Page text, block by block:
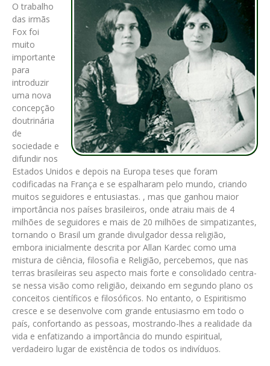
O trabalho
das irmãs
Fox foi
muito
importante
para
introduzir
uma nova
concepção
doutrinária
de
sociedade e
difundir nos
Estados Unidos e depois na Europa teses que foram
codificadas na França e se espalharam pelo mundo, criando
muitos seguidores e entusiastas. , mas que ganhou maior
importância nos países brasileiros, onde atraiu mais de 4
milhões de seguidores e mais de 20 milhões de simpatizantes,
tornando o Brasil um grande divulgador dessa religião,
embora inicialmente descrita por Allan Kardec como uma
mistura de ciência, filosofia e Religião, percebemos, que nas
terras brasileiras seu aspecto mais forte e consolidado centra-
se nessa visão como religião, deixando em segundo plano os
conceitos científicos e filosóficos. No entanto, o Espiritismo
cresce e se desenvolve com grande entusiasmo em todo o
país, confortando as pessoas, mostrando-lhes a realidade da
vida e enfatizando a importância do mundo espiritual,
verdadeiro lugar de existência de todos os indivíduos.